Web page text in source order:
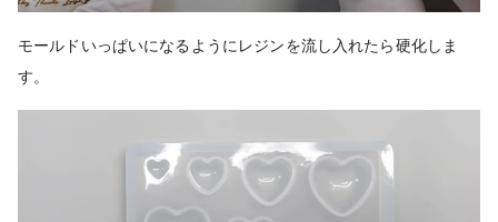
モールドいっぱいになるようにレジンを流し入れたら硬化しま
す。